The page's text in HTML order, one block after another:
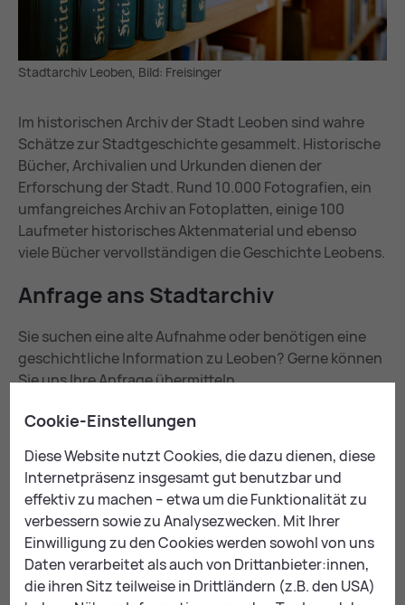
Stadtarchiv Leoben, Bild: Freisinger
Im historischen Archiv der Stadt Leoben sind wahre
Schätze zur Stadtgeschichte gesammelt. Historische
Bücher, Archivalien und Urkunden dienen der
Erforschung der Stadt. Rund 10.000 Fotografien, ein
umfangreiches Archiv an Fotoplatten, einige 100
Laufmeter historisches Aktenmaterial und ebenso
viele Bücher vervollständigen die Geschichte Leobens.
An­fra­ge ans Stadt­ar­chiv
Sie suchen eine alte Aufnahme oder benötigen eine
geschichtliche Information zu Leoben? Gerne können
Sie uns Ihre Anfrage übermitteln.
Kon­takt:
+43 3842 4062-408
kulturquartier@leoben.at
Cookie-Einstellungen
Diese Website nutzt Cookies, die dazu dienen, diese
Internetpräsenz insgesamt gut benutzbar und
effektiv zu machen – etwa um die Funktionalität zu
verbessern sowie zu Analysezwecken. Mit Ihrer
Einwilligung zu den Cookies werden sowohl von uns
Daten verarbeitet als auch von Drittanbieter:innen,
die ihren Sitz teilweise in Drittländern (z.B. den USA)